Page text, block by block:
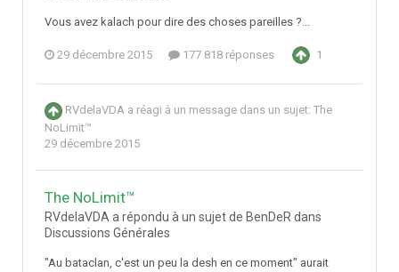
Vous avez kalach pour dire des choses pareilles ?...
29 décembre 2015 177 818 réponses 1
RVdelaVDA a réagi à un message dans un sujet: The
NoLimit™
29 décembre 2015
The NoLimit™
RVdelaVDA a répondu à un sujet de BenDeR dans
Discussions Générales
"Au bataclan, c'est un peu la desh en ce moment" aurait